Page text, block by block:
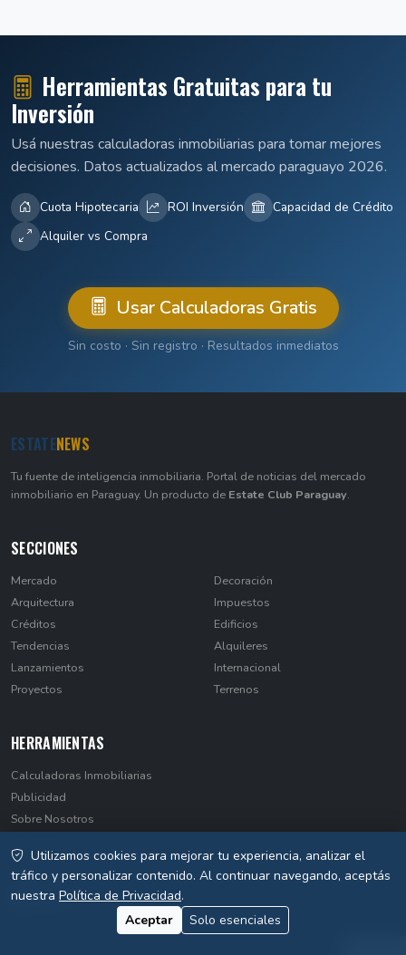
Herramientas Gratuitas para tu
Inversión
Usá nuestras calculadoras inmobiliarias para tomar mejores
decisiones. Datos actualizados al mercado paraguayo 2026.
Cuota Hipotecaria ROI Inversión
Capacidad de Crédito
Alquiler vs Compra
Usar Calculadoras Gratis
Sin costo · Sin registro · Resultados inmediatos
ESTATENEWS
Tu fuente de inteligencia inmobiliaria. Portal de noticias del mercado
inmobiliario en Paraguay. Un producto de Estate Club Paraguay.
SECCIONES
Mercado
Arquitectura
Créditos
Tendencias
Lanzamientos
Proyectos
Decoración
Impuestos
Edificios
Alquileres
Internacional
Terrenos
HERRAMIENTAS
Calculadoras Inmobiliarias
Publicidad
Sobre Nosotros
Privacidad
Utilizamos cookies para mejorar tu experiencia, analizar el
tráfico y personalizar contenido. Al continuar navegando, aceptás
nuestra Política de Privacidad.
Aceptar
Solo esenciales